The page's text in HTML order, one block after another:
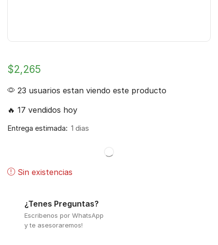
$2,265
23 usuarios estan viendo este producto
🔥 17 vendidos hoy
Entrega estimada: 1 dias
Sin existencias
¿Tenes Preguntas?
Escribenos por WhatsApp
y te asesoraremos!